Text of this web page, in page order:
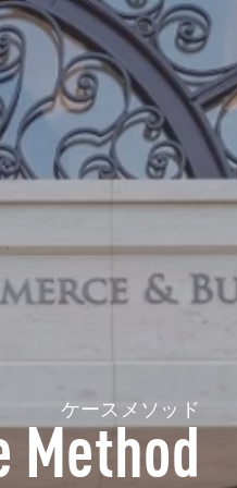
ケースメソッド
Method